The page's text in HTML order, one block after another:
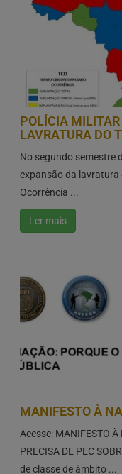
POLÍCIA MILITAR
LAVRATURA DO
No segundo semestre
expansão da lavratura
Ocorrência ...
Ler mais
MANIFESTO À
Acesse: MANIFESTO À
PRECISA DE PEC
de classe de âmbito ...